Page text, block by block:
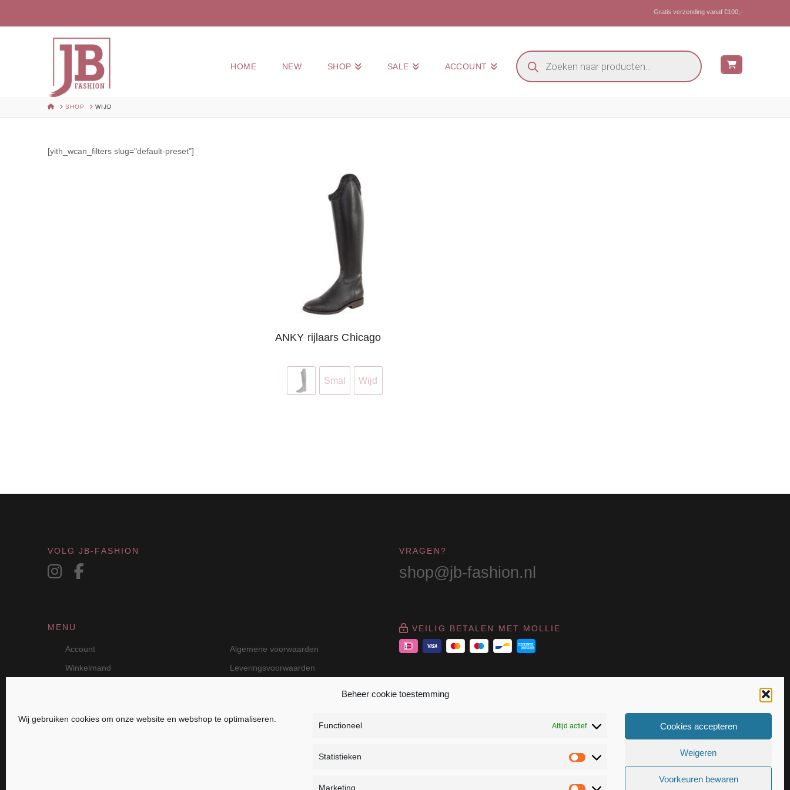
Beheer cookie toestemming
Wij gebruiken cookies om onze website en webshop te optimaliseren.
Functioneel Altijd actief
Statistieken
Statistieken
Marketing
Cookies accepteren
Weigeren
Voorkeuren bewaren
Gratis verzending vanaf €100,-
HOME NEW SHOP SALE ACCOUNT
Producten
zoeken
HOMESHOP WIJD
ANKY rijlaars Chicago
Smal Wijd
[yith_wcan_filters slug="default-preset"]
VOLG JB-FASHION VRAGEN?
shop@jb-fashion.nl
MENU
Account
Algemene voorwaarden
Winkelmand
Leveringsvoorwaarden
VEILIG BETALEN MET MOLLIE